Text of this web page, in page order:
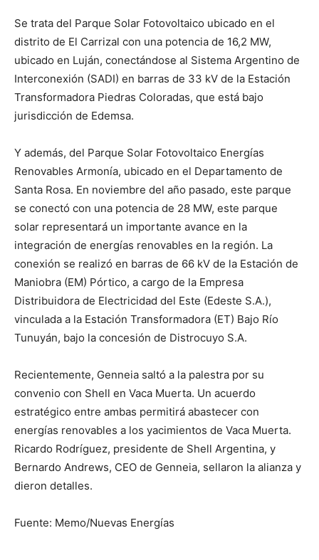
Se trata del Parque Solar Fotovoltaico ubicado en el
distrito de El Carrizal con una potencia de 16,2 MW,
ubicado en Luján, conectándose al Sistema Argentino de
Interconexión (SADI) en barras de 33 kV de la Estación
Transformadora Piedras Coloradas, que está bajo
jurisdicción de Edemsa.
Y además, del Parque Solar Fotovoltaico Energías
Renovables Armonía, ubicado en el Departamento de
Santa Rosa. En noviembre del año pasado, este parque
se conectó con una potencia de 28 MW, este parque
solar representará un importante avance en la
integración de energías renovables en la región. La
conexión se realizó en barras de 66 kV de la Estación de
Maniobra (EM) Pórtico, a cargo de la Empresa
Distribuidora de Electricidad del Este (Edeste S.A.),
vinculada a la Estación Transformadora (ET) Bajo Río
Tunuyán, bajo la concesión de Distrocuyo S.A.
Recientemente, Genneia saltó a la palestra por su
convenio con Shell en Vaca Muerta. Un acuerdo
estratégico entre ambas permitirá abastecer con
energías renovables a los yacimientos de Vaca Muerta.
Ricardo Rodríguez, presidente de Shell Argentina, y
Bernardo Andrews, CEO de Genneia, sellaron la alianza y
dieron detalles.
Fuente: Memo/Nuevas Energías